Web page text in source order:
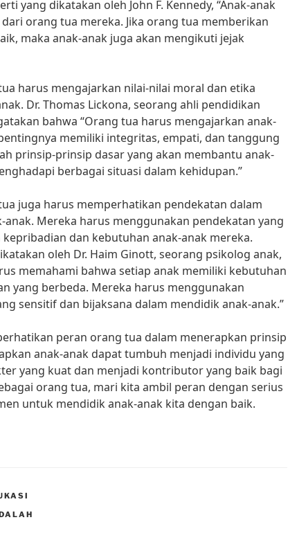
yang dikatakan oleh John F. Kennedy, “Anak-anak
orang tua mereka. Jika orang tua memberikan
maka anak-anak juga akan mengikuti jejak
harus mengajarkan nilai-nilai moral dan etika
Dr. Thomas Lickona, seorang ahli pendidikan
bahwa “Orang tua harus mengajarkan anak-
memiliki integritas, empati, dan tanggung
prinsip-prinsip dasar yang akan membantu anak-
berbagai situasi dalam kehidupan.”
juga harus memperhatikan pendekatan dalam
anak. Mereka harus menggunakan pendekatan yang
kepribadian dan kebutuhan anak-anak mereka.
oleh Dr. Haim Ginott, seorang psikolog anak,
memahami bahwa setiap anak memiliki kebutuhan
yang berbeda. Mereka harus menggunakan
sensitif dan bijaksana dalam mendidik anak-anak.”
peran orang tua dalam menerapkan prinsip
anak-anak dapat tumbuh menjadi individu yang
yang kuat dan menjadi kontributor yang baik bagi
orang tua, mari kita ambil peran dengan serius
untuk mendidik anak-anak kita dengan baik.